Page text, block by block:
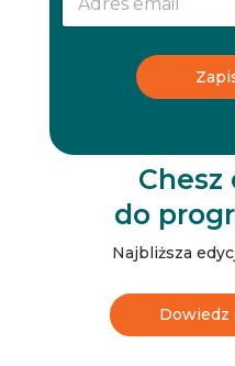
Chesz
do
Najbliższa
Dowiedz